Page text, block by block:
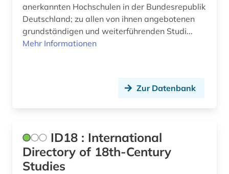
chemische industrie (1)
chemisches produkt (1)
denkmalpflege (1)
Ungarn (2)
Zypern (1)
anerkannten Hochschulen in der Bundesrepublik
Deutschland; zu allen von ihnen angebotenen
grundständigen und weiterführenden Studi...
Mehr Informationen
Zur Datenbank
ID18 : International
Directory of 18th-Century
Studies